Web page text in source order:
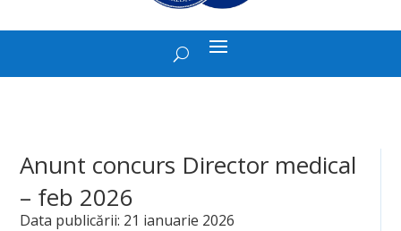
Anunt concurs Director medical
– feb 2026
Data publicării: 21 ianuarie 2026